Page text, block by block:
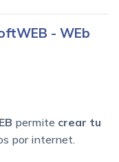
- WEb
permite crear tu
por internet.